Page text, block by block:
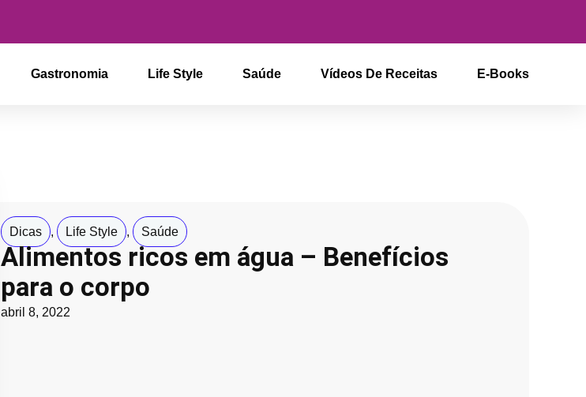
Gastronomia Life Style Saúde Vídeos De Receitas E-Books
Dicas , Life Style , Saúde
Alimentos ricos em água – Benefícios
para o corpo
abril 8, 2022